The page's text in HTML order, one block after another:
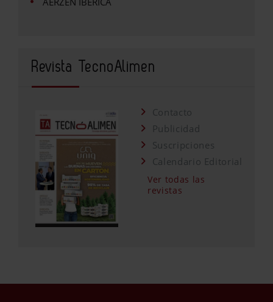
Revista TecnoAlimen
Contacto
Publicidad
Suscripciones
Calendario Editorial
Ver todas las
revistas